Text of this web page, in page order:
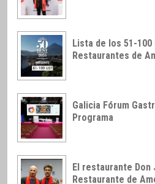
Lista de los 51-
Restaurantes de
Galicia Fórum
Programa
El restaurante
Restaurante de